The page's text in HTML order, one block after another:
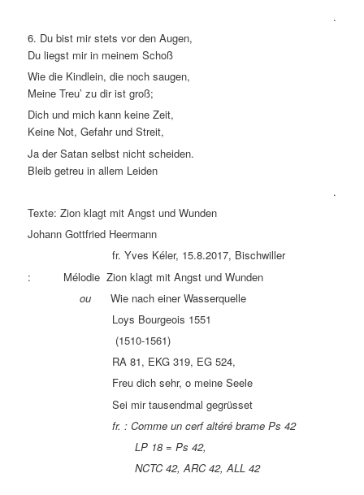
.
6. Du bist mir stets vor den Augen,
Du liegst mir in meinem Schoß
Wie die Kindlein, die noch saugen,
Meine Treu’ zu dir ist groß;
Dich und mich kann keine Zeit,
Keine Not, Gefahr und Streit,
Ja der Satan selbst nicht scheiden.
Bleib getreu in allem Leiden
.
Texte: Zion klagt mit Angst und Wunden
Johann Gottfried Heermann
fr. Yves Kéler, 15.8.2017, Bischwiller
: Mélodie Zion klagt mit Angst und Wunden
ou Wie nach einer Wasserquelle
Loys Bourgeois 1551
(1510-1561)
RA 81, EKG 319, EG 524,
Freu dich sehr, o meine Seele
Sei mir tausendmal gegrüsset
fr. : Comme un cerf altéré brame Ps 42
LP 18 = Ps 42,
NCTC 42, ARC 42, ALL 42